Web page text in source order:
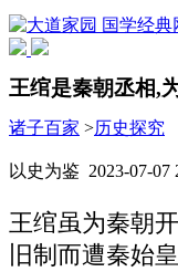
国学经典
王绾是秦朝丞相,
诸子百家 >历史探究
以史为鉴 2023-07-07
王绾虽为秦朝
旧制而遭秦始